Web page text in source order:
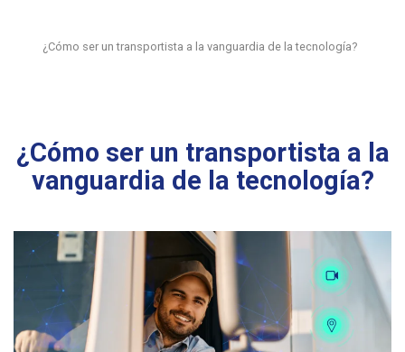
¿Cómo ser un transportista a la vanguardia de la tecnología?
¿Cómo ser un transportista a la
vanguardia de la tecnología?